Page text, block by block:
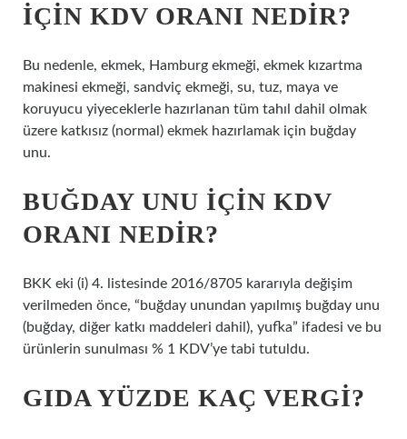
IÇIN KDV ORANI NEDIR?
Bu nedenle, ekmek, Hamburg ekmeği, ekmek kızartma
makinesi ekmeği, sandviç ekmeği, su, tuz, maya ve
koruyucu yiyeceklerle hazırlanan tüm tahıl dahil olmak
üzere katkısız (normal) ekmek hazırlamak için buğday
unu.
BUĞDAY UNU IÇIN KDV
ORANI NEDIR?
BKK eki (i) 4. listesinde 2016/8705 kararıyla değişim
verilmeden önce, “buğday unundan yapılmış buğday unu
(buğday, diğer katkı maddeleri dahil), yufka” ifadesi ve bu
ürünlerin sunulması % 1 KDV’ye tabi tutuldu.
GIDA YÜZDE KAÇ VERGI?